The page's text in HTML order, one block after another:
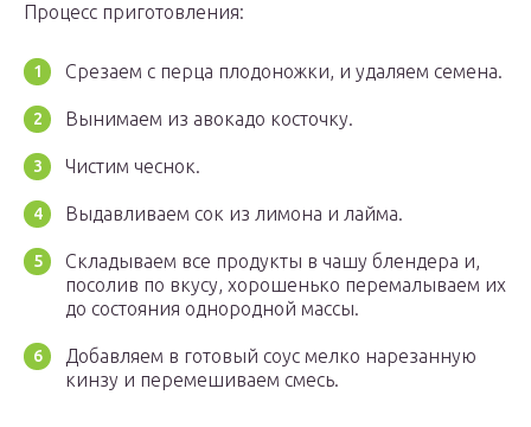
Процесс приготовления:
Срезаем с перца плодоножки, и удаляем семена.
Вынимаем из авокадо косточку.
Чистим чеснок.
Выдавливаем сок из лимона и лайма.
Складываем все продукты в чашу блендера и,
посолив по вкусу, хорошенько перемалываем их
до состояния однородной массы.
Добавляем в готовый соус мелко нарезанную
кинзу и перемешиваем смесь.